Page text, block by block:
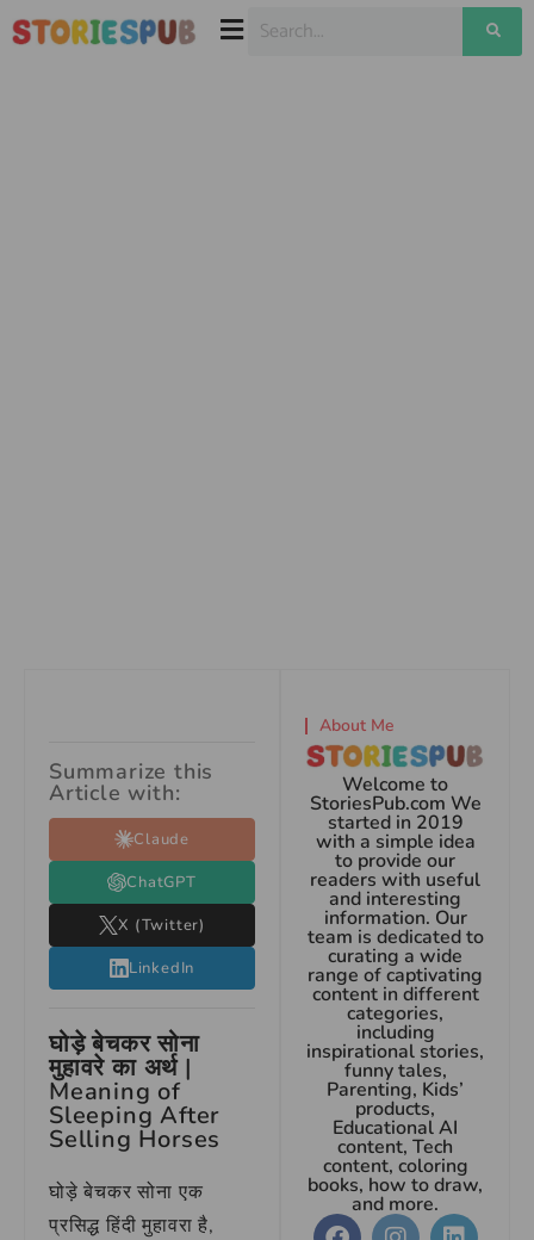
Summarize this
Article with:
Claude
ChatGPT
X (Twitter)
LinkedIn
घोड़े बेचकर सोना
मुहावरे का अर्थ |
Meaning of
Sleeping After
Selling Horses
घोड़े बेचकर सोना एक
प्रसिद्ध हिंदी मुहावरा है,
About Me
Welcome to
StoriesPub.com We
started in 2019
with a simple idea
to provide our
readers with useful
and interesting
information. Our
team is dedicated to
curating a wide
range of captivating
content in different
categories,
including
inspirational stories,
funny tales,
Parenting, Kids’
products,
Educational AI
content, Tech
content, coloring
books, how to draw,
and more.